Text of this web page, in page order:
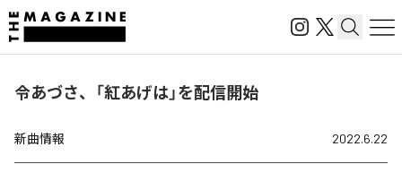
令あづさ、「紅あげは」を配信開始
新曲情報 2022.6.22